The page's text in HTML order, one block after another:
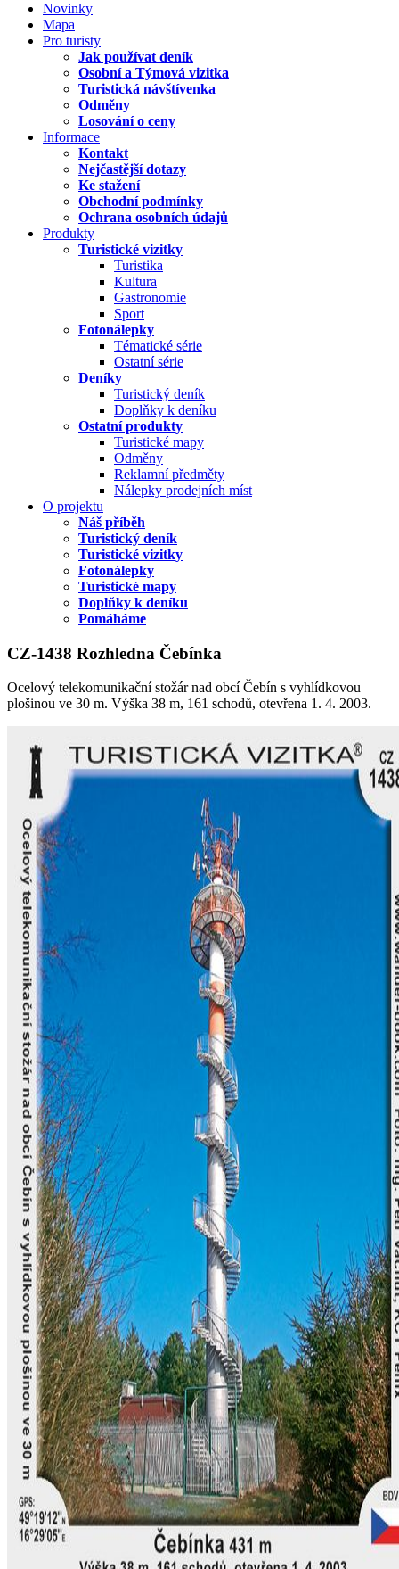
Novinky
Mapa
Pro turisty
Jak používat deník
Osobní a Týmová vizitka
Turistická návštívenka
Odměny
Losování o ceny
Informace
Kontakt
Nejčastější dotazy
Ke stažení
Obchodní podmínky
Ochrana osobních údajů
Produkty
Turistické vizitky
Turistika
Kultura
Gastronomie
Sport
Fotonálepky
Tématické série
Ostatní série
Deníky
Turistický deník
Doplňky k deníku
Ostatní produkty
Turistické mapy
Odměny
Reklamní předměty
Nálepky prodejních míst
O projektu
Náš příběh
Turistický deník
Turistické vizitky
Fotonálepky
Turistické mapy
Doplňky k deníku
Pomáháme
CZ-1438 Rozhledna Čebínka
Ocelový telekomunikační stožár nad obcí Čebín s vyhlídkovou
plošinou ve 30 m. Výška 38 m, 161 schodů, otevřena 1. 4. 2003.